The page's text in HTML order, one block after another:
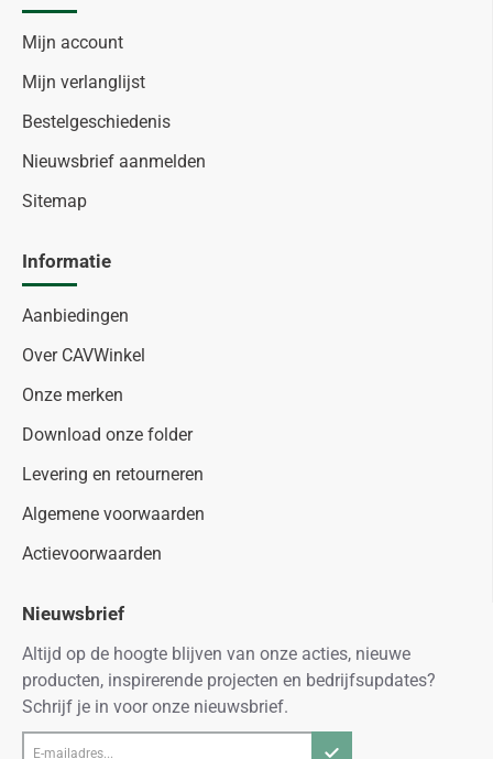
Mijn account
Mijn verlanglijst
Bestelgeschiedenis
Nieuwsbrief aanmelden
Sitemap
Informatie
Aanbiedingen
Over CAVWinkel
Onze merken
Download onze folder
Levering en retourneren
Algemene voorwaarden
Actievoorwaarden
Nieuwsbrief
Altijd op de hoogte blijven van onze acties, nieuwe
producten, inspirerende projecten en bedrijfsupdates?
Schrijf je in voor onze nieuwsbrief.